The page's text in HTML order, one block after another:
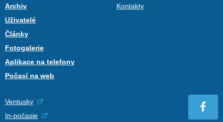
Archiv
Uživatelé
Články
Fotogalerie
Aplikace na telefony
Počasí na web
Kontakty
Ventusky
In-počasie